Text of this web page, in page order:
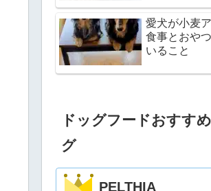
愛犬が小麦
食事とおや
いること
ドッグフードおすす
グ
PELTHIA